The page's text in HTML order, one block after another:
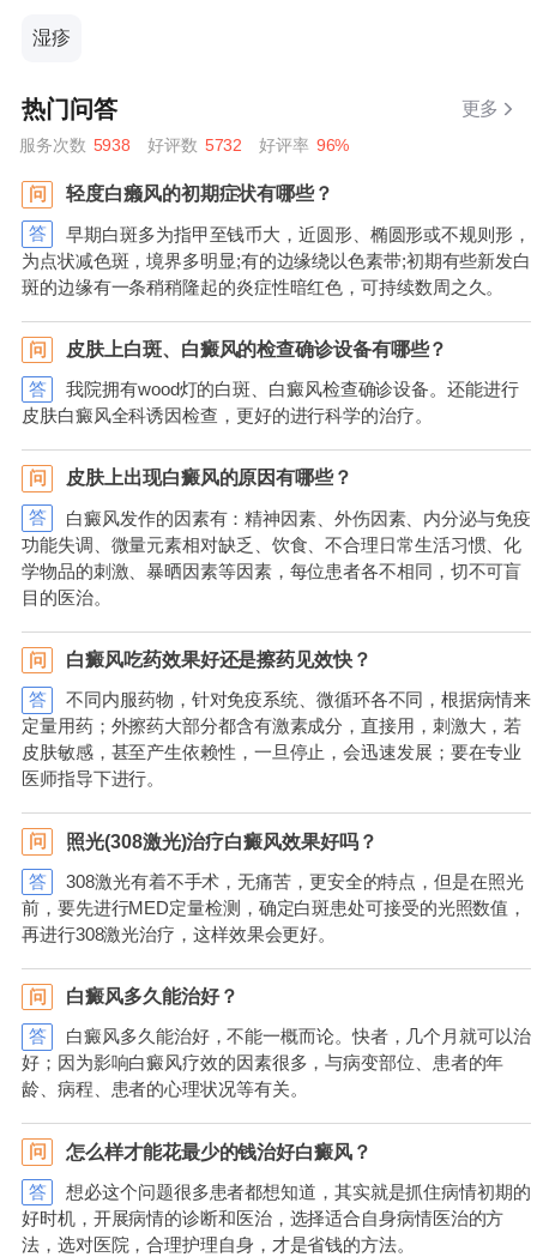
湿疹
热门问答 更多
服务次数 5938 好评数 5732 好评率 96%
问 轻度白癞风的初期症状有哪些？
答
早期白斑多为指甲至钱币大，近圆形、椭圆形或不规则形，
为点状减色斑，境界多明显;有的边缘绕以色素带;初期有些新发白
斑的边缘有一条稍稍隆起的炎症性暗红色，可持续数周之久。
问 皮肤上白斑、白癜风的检查确诊设备有哪些？
答
我院拥有wood灯的白斑、白癜风检查确诊设备。还能进行
皮肤白癜风全科诱因检查，更好的进行科学的治疗。
问 皮肤上出现白癜风的原因有哪些？
答
白癜风发作的因素有：精神因素、外伤因素、内分泌与免疫
功能失调、微量元素相对缺乏、饮食、不合理日常生活习惯、化
学物品的刺激、暴晒因素等因素，每位患者各不相同，切不可盲
目的医治。
问 白癜风吃药效果好还是擦药见效快？
答
不同内服药物，针对免疫系统、微循环各不同，根据病情来
定量用药；外擦药大部分都含有激素成分，直接用，刺激大，若
皮肤敏感，甚至产生依赖性，一旦停止，会迅速发展；要在专业
医师指导下进行。
问 照光(308激光)治疗白癜风效果好吗？
答
308激光有着不手术，无痛苦，更安全的特点，但是在照光
前，要先进行MED定量检测，确定白斑患处可接受的光照数值，
再进行308激光治疗，这样效果会更好。
问 白癜风多久能治好？
答
白癜风多久能治好，不能一概而论。快者，几个月就可以治
好；因为影响白癜风疗效的因素很多，与病变部位、患者的年
龄、病程、患者的心理状况等有关。
问 怎么样才能花最少的钱治好白癜风？
答
想必这个问题很多患者都想知道，其实就是抓住病情初期的
好时机，开展病情的诊断和医治，选择适合自身病情医治的方
法，选对医院，合理护理自身，才是省钱的方法。